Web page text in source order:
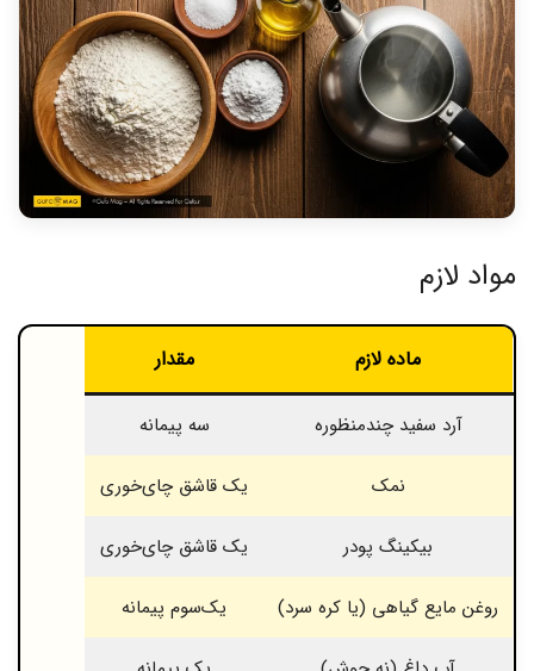
مواد لازم
ماده لازم مقدار
آرد سفید چندمنظوره سه پیمانه
نمک یک قاشق چای‌خوری
بیکینگ پودر یک قاشق چای‌خوری
روغن مایع گیاهی (یا کره سرد) یک‌سوم پیمانه